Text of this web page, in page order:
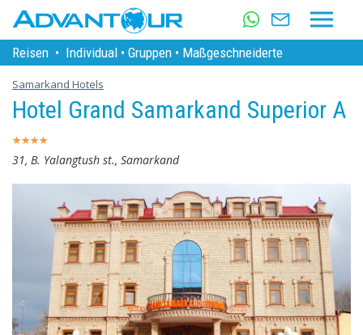
Reisen • Individual • Gruppen • Maßgeschneiderte
Samarkand Hotels
Hotel Grand Samarkand Superior A
31, B. Yalangtush st., Samarkand